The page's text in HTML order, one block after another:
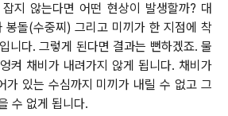
지 않는다면 어떤 현상이 발생할까? 대
돌(수중찌) 그리고 미끼가 한 지점에 착
니다. 그렇게 된다면 결과는 뻔하겠죠. 물
켜 채비가 내려가지 않게 됩니다. 채비가
가 있는 수심까지 미끼가 내릴 수 없고 그
수 없게 됩니다.